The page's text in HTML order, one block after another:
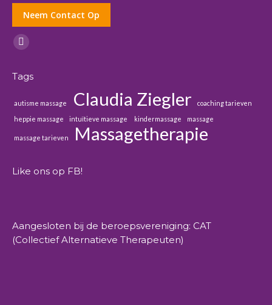
Vind ons op:
Facebook
opens
Tags
autisme massage Claudia Ziegler
coaching tarieven
heppie massage
intuïtieve massage kindermassage massage
massage tarieven Massagetherapie
Like ons op FB!
Aangesloten bij de beroepsvereniging: CAT
(Collectief Alternatieve Therapeuten)